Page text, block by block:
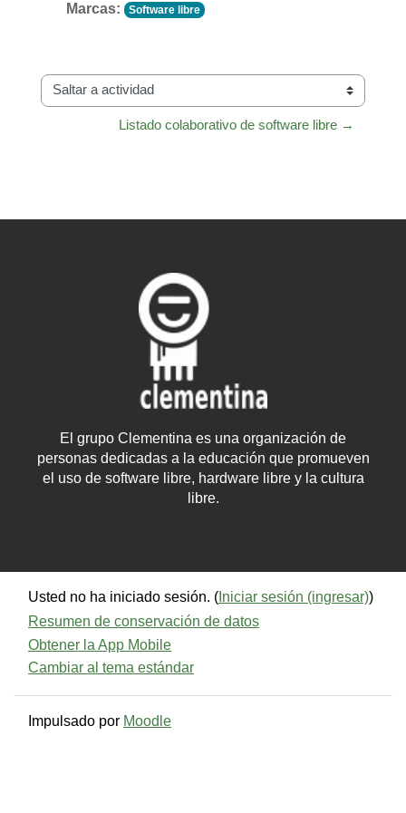
Marcas: Software libre
Saltar a actividad
Listado colaborativo de software libre →
El grupo Clementina es una organización de
personas dedicadas a la educación que promueven
el uso de software libre, hardware libre y la cultura
libre.
Usted no ha iniciado sesión. ( Iniciar sesión (ingresar))
Resumen de conservación de datos
Obtener la App Mobile
Cambiar al tema estándar
Impulsado por Moodle